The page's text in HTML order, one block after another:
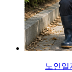
노인일